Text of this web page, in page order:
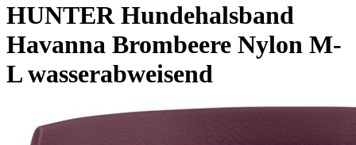
HUNTER Hundehalsband
Havanna Brombeere Nylon M-
L wasserabweisend